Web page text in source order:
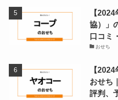
【
協）」
口コミ
おせち
【
おせち
評判、